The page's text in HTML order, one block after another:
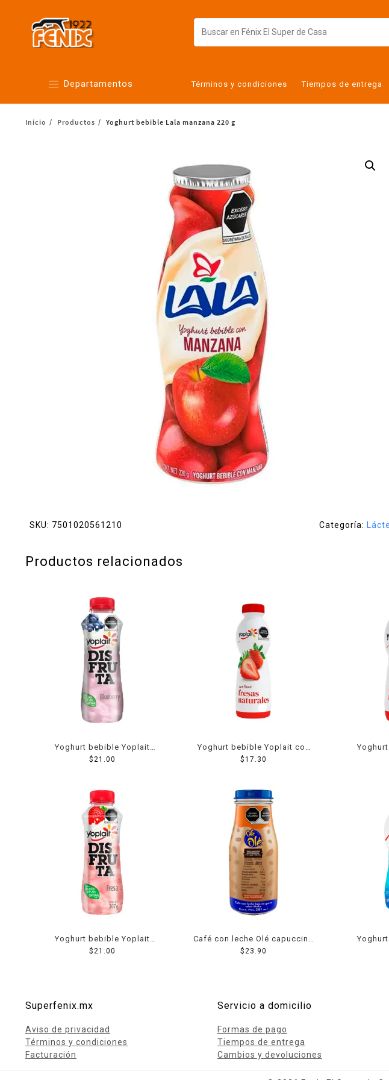
Departamentos
Alimentos
Términos y condiciones Tiempos de entrega
Inicio Productos Yoghurt bebible Lala manzana 220 g
SKU: 7501020561210 Categoría:
Productos relacionados
Yoghurt bebible Yoplait
Disfruta blueberry 307 g
$21.00
Yoghurt bebible Yoplait con
fresas naturales 330 g
$17.30
Yoghurt bebible Yoplait
Disfruta con trozos de fresa
$ 21.00
Café con leche Olé capuccino
moka 281 ml
$ 23.90
Griego
Superfenix.mx
Aviso de privacidad
Términos y condiciones
Facturación
Servicio a domicilio
Formas de pago
Tiempos de entrega
Cambios y devoluciones